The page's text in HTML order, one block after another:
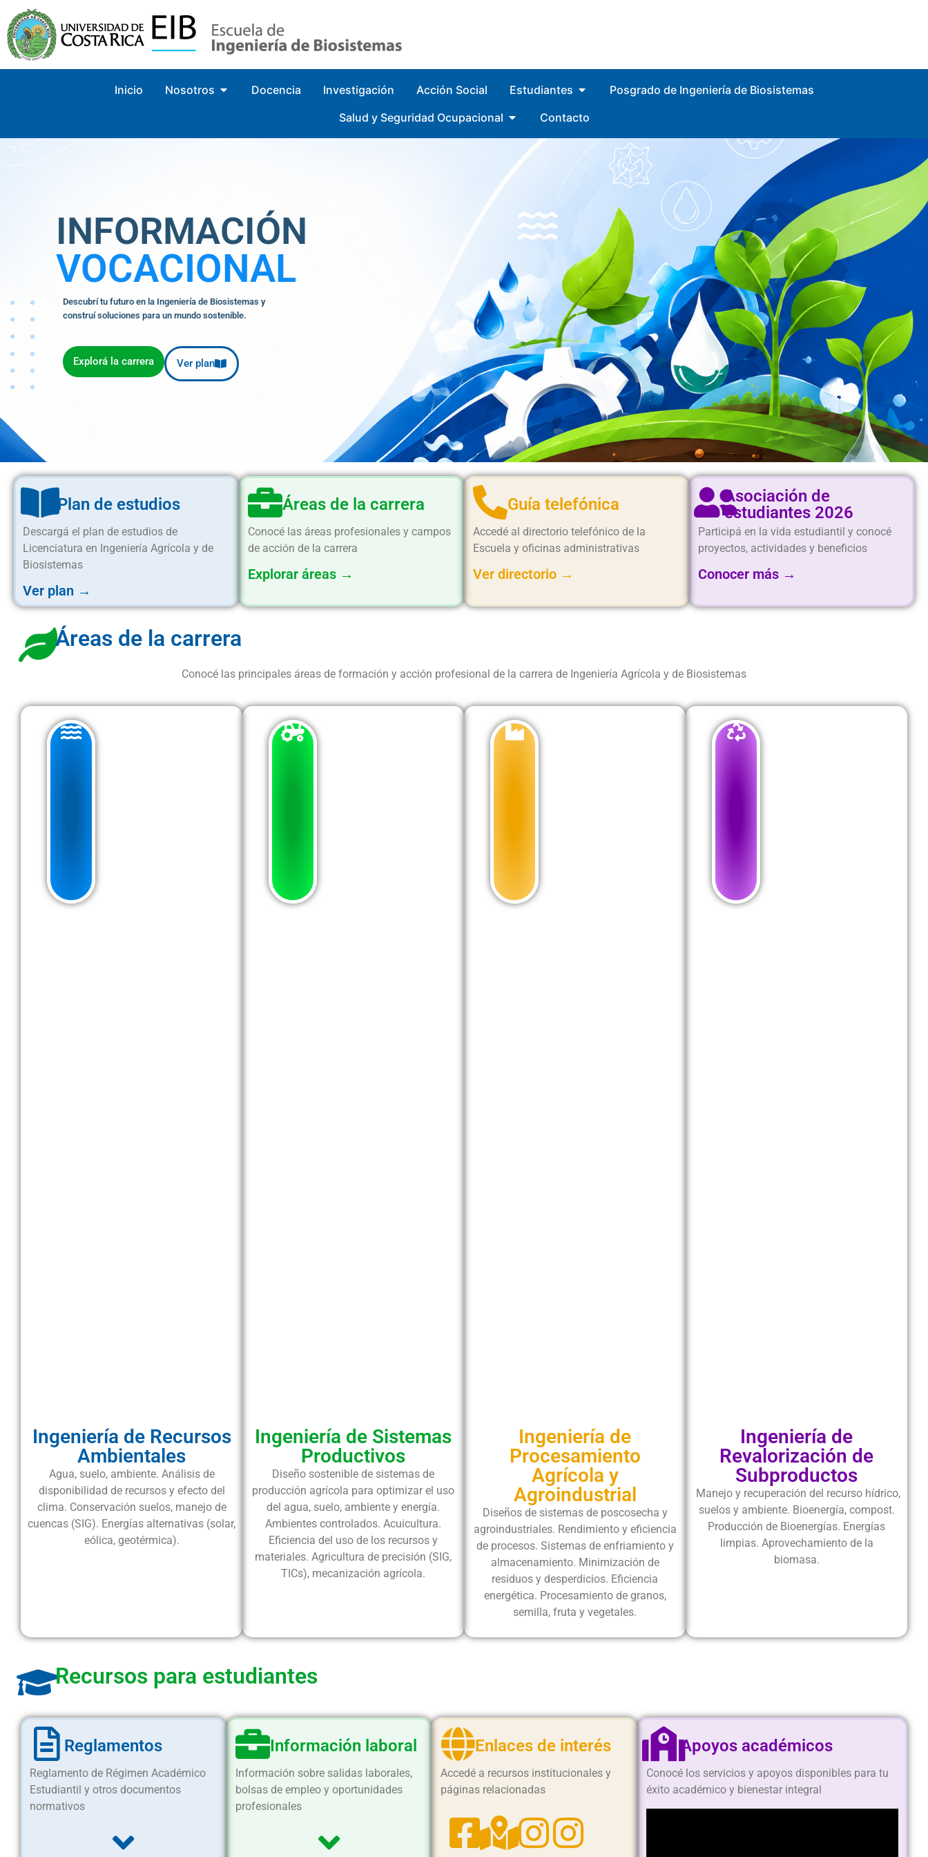
Inicio Nosotros Docencia Investigación Acción Social Estudiantes
Posgrado de Ingeniería de Biosistemas
Salud y Seguridad Ocupacional
Contacto
INFORMACIÓN
VOCACIONAL
Descubrí tu futuro en la Ingeniería de Biosistemas y
construí soluciones para un mundo sostenible.
Explorá la carrera Ver plan
Plan de estudios
Descargá el plan de estudios de
Licenciatura en Ingeniería Agrícola y de
Biosistemas
Ver plan →
Áreas de la carrera
Conocé las áreas profesionales y campos
de acción de la carrera
Explorar áreas →
Guía telefónica
Accedé al directorio telefónico de la
Escuela y oficinas administrativas
Ver directorio →
Asociación de
estudiantes 2026
Participá en la vida estudiantil y conocé
proyectos, actividades y beneficios
Conocer más →
Áreas de la carrera
Conocé las principales áreas de formación y acción profesional de la carrera de Ingeniería Agrícola y de Biosistemas
Ingeniería de Recursos
Ambientales
Agua, suelo, ambiente. Análisis de
disponibilidad de recursos y efecto del
clima. Conservación suelos, manejo de
cuencas (SIG). Energías alternativas (solar,
eólica, geotérmica).
Ingeniería de Sistemas
Productivos
Diseño sostenible de sistemas de
producción agrícola para optimizar el uso
del agua, suelo, ambiente y energía.
Ambientes controlados. Acuicultura.
Eficiencia del uso de los recursos y
materiales. Agricultura de precisión (SIG,
TICs), mecanización agrícola.
Ingeniería de
Procesamiento
Agrícola y
Agroindustrial
Diseños de sistemas de poscosecha y
agroindustriales. Rendimiento y eficiencia
de procesos. Sistemas de enfriamiento y
almacenamiento. Minimización de
residuos y desperdicios. Eficiencia
energética. Procesamiento de granos,
semilla, fruta y vegetales.
Ingeniería de
Revalorización de
Subproductos
Manejo y recuperación del recurso hídrico,
suelos y ambiente. Bioenergía, compost.
Producción de Bioenergías. Energías
limpias. Aprovechamiento de la
biomasa.
Recursos para estudiantes
Reglamentos
Reglamento de Régimen Académico
Estudiantil y otros documentos
normativos
Información laboral
Información sobre salidas laborales,
bolsas de empleo y oportunidades
profesionales
Enlaces de interés
Accedé a recursos institucionales y
páginas relacionadas
Apoyos académicos
Conocé los servicios y apoyos disponibles para tu
éxito académico y bienestar integral